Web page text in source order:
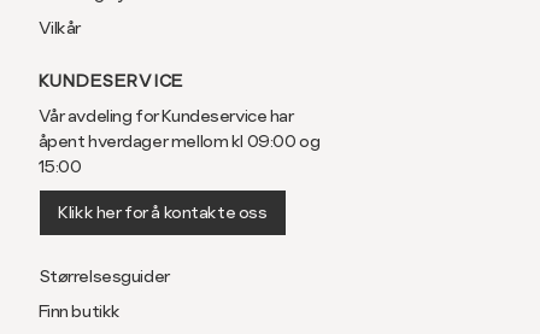
Vilkår
KUNDESERVICE
Vår avdeling for Kundeservice har
åpent hverdager mellom kl 09:00 og
15:00
Klikk her for å kontakte oss
Størrelsesguider
Finn butikk